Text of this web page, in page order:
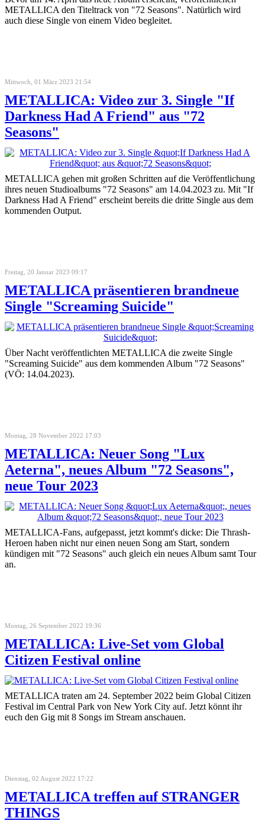
METALLICA den Titeltrack von "72 Seasons". Natürlich wird
auch diese Single von einem Video begleitet.
Mittwoch, 01 März 2023 21:54
METALLICA: Video zur 3. Single "If
Darkness Had A Friend" aus "72
Seasons"
METALLICA gehen mit großen Schritten auf die Veröffentlichung
ihres neuen Studioalbums "72 Seasons" am 14.04.2023 zu. Mit "If
Darkness Had A Friend" erscheint bereits die dritte Single aus dem
kommenden Output.
Freitag, 20 Januar 2023 09:17
METALLICA präsentieren brandneue
Single "Screaming Suicide"
Über Nacht veröffentlichten METALLICA die zweite Single
"Screaming Suicide" aus dem kommenden Album "72 Seasons"
(VÖ: 14.04.2023).
Montag, 28 November 2022 17:03
METALLICA: Neuer Song "Lux
Aeterna", neues Album "72 Seasons",
neue Tour 2023
METALLICA-Fans, aufgepasst, jetzt kommt's dicke: Die Thrash-
Heroen haben nicht nur einen neuen Song am Start, sondern
kündigen mit "72 Seasons" auch gleich ein neues Album samt Tour
an.
Montag, 26 September 2022 19:36
METALLICA: Live-Set vom Global
Citizen Festival online
METALLICA traten am 24. September 2022 beim Global Citizen
Festival im Central Park von New York City auf. Jetzt könnt ihr
euch den Gig mit 8 Songs im Stream anschauen.
Dienstag, 02 August 2022 17:22
METALLICA treffen auf STRANGER
THINGS